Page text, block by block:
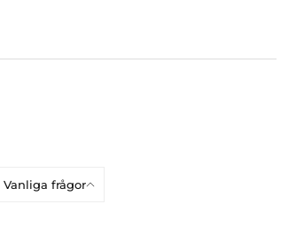
Vanliga frågor